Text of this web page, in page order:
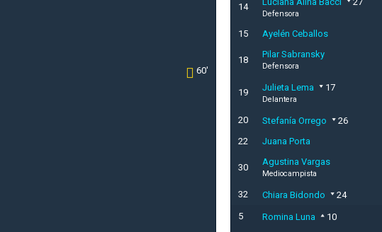
60'
14
Defensora
15 Ayelén Ceballos
18
Pilar Sabransky
Defensora
19 Julieta Lema 17
Delantera
20 Stefanía Orrego
26
22
Juana Porta
30
Agustina Vargas
Mediocampista
32 Chiara Bidondo 24
5 Romina Luna
10